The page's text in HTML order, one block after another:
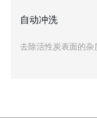
自动冲洗
去除活性炭表面的杂